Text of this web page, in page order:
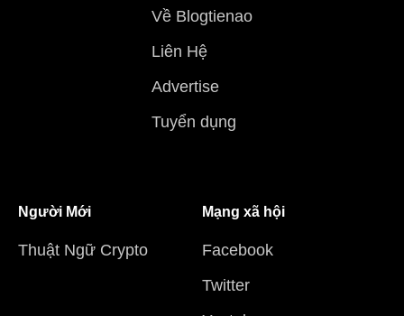
Về Blogtienao
Liên Hệ
Advertise
Tuyển dụng
Người Mới
Thuật Ngữ Crypto
Mạng xã hội
Facebook
Twitter